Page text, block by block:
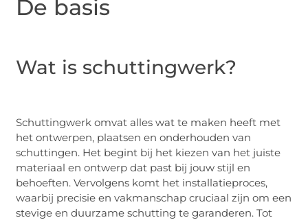
De basis
Wat is schuttingwerk?
Schuttingwerk omvat alles wat te maken heeft met
het ontwerpen, plaatsen en onderhouden van
schuttingen. Het begint bij het kiezen van het juiste
materiaal en ontwerp dat past bij jouw stijl en
behoeften. Vervolgens komt het installatieproces,
waarbij precisie en vakmanschap cruciaal zijn om een
stevige en duurzame schutting te garanderen. Tot